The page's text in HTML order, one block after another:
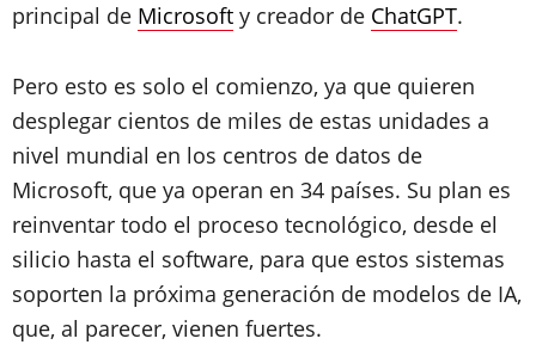
principal de Microsoft y creador de ChatGPT.
Pero esto es solo el comienzo, ya que quieren
desplegar cientos de miles de estas unidades a
nivel mundial en los centros de datos de
Microsoft, que ya operan en 34 países. Su plan es
reinventar todo el proceso tecnológico, desde el
silicio hasta el software, para que estos sistemas
soporten la próxima generación de modelos de IA,
que, al parecer, vienen fuertes.